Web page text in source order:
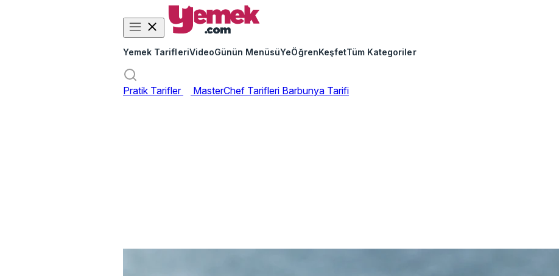
Yemek TarifleriVideoGünün MenüsüYeÖğrenKeşfetTüm Kategoriler
Pratik Tarifler MasterChef Tarifleri Barbunya Tarifi